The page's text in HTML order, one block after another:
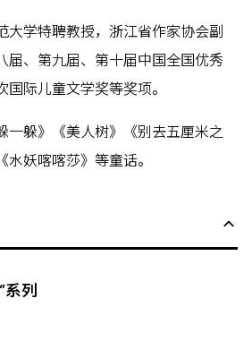
大学特聘教授，浙江省作家协会副
届、第九届、第十届中国全国优秀
际儿童文学奖等奖项。
一躲》《美人树》《别去五厘米之
妖喀喀莎》等童话。
系列